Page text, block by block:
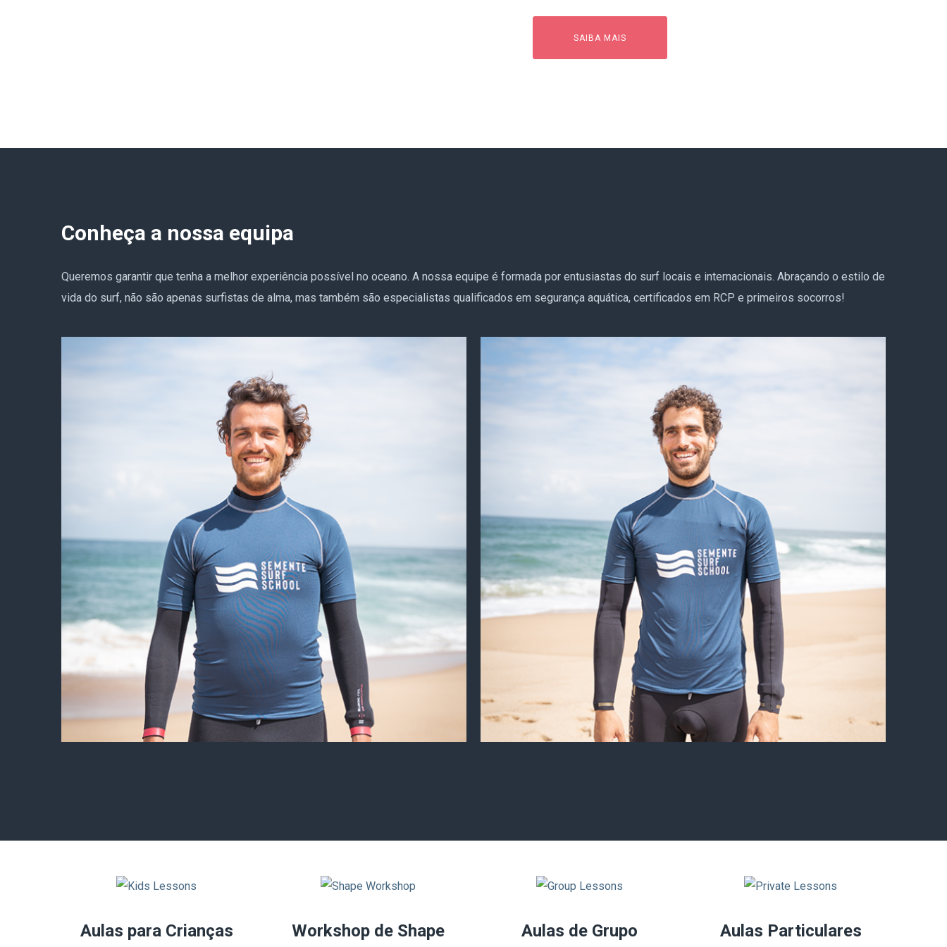
SAIBA MAIS
Conheça a nossa equipa
Queremos garantir que tenha a melhor experiência possível no oceano. A nossa equipe é formada por entusiastas do surf locais e internacionais. Abraçando o estilo de
vida do surf, não são apenas surfistas de alma, mas também são especialistas qualificados em segurança aquática, certificados em RCP e primeiros socorros!
Miguel Portela Uricchio
INSTRUTOR FUNDADOR
Lourenço Katzenstein
SURF INSTRUCTOR FUNDADOR
Aulas para Crianças Workshop de Shape Aulas de Grupo Aulas Particulares